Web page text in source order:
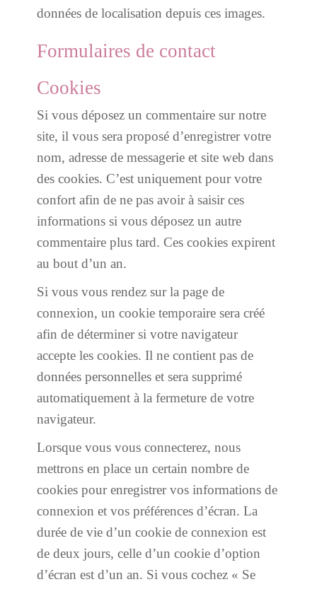
données de localisation depuis ces images.
Formulaires de contact
Cookies
Si vous déposez un commentaire sur notre
site, il vous sera proposé d’enregistrer votre
nom, adresse de messagerie et site web dans
des cookies. C’est uniquement pour votre
confort afin de ne pas avoir à saisir ces
informations si vous déposez un autre
commentaire plus tard. Ces cookies expirent
au bout d’un an.
Si vous vous rendez sur la page de
connexion, un cookie temporaire sera créé
afin de déterminer si votre navigateur
accepte les cookies. Il ne contient pas de
données personnelles et sera supprimé
automatiquement à la fermeture de votre
navigateur.
Lorsque vous vous connecterez, nous
mettrons en place un certain nombre de
cookies pour enregistrer vos informations de
connexion et vos préférences d’écran. La
durée de vie d’un cookie de connexion est
de deux jours, celle d’un cookie d’option
d’écran est d’un an. Si vous cochez « Se